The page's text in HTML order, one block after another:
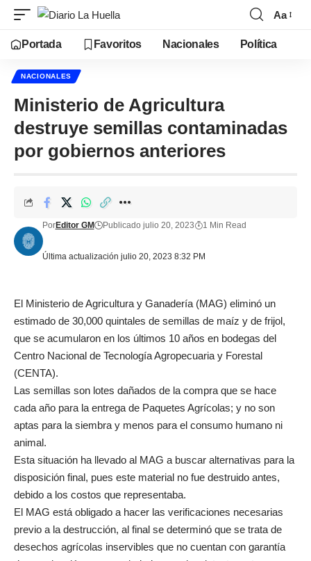
Aa
Portada Favoritos Nacionales Política
NACIONALES
Ministerio de Agricultura
destruye semillas contaminadas
por gobiernos anteriores
Última actualización julio 20, 2023 8:32 PM
PorEditor GM Publicado julio 20, 2023 1 Min Read
El Ministerio de Agricultura y Ganadería (MAG) eliminó un
estimado de 30,000 quintales de semillas de maíz y de frijol,
que se acumularon en los últimos 10 años en bodegas del
Centro Nacional de Tecnología Agropecuaria y Forestal
(CENTA).
Las semillas son lotes dañados de la compra que se hace
cada año para la entrega de Paquetes Agrícolas; y no son
aptas para la siembra y menos para el consumo humano ni
animal.
Esta situación ha llevado al MAG a buscar alternativas para la
disposición final, pues este material no fue destruido antes,
debido a los costos que representaba.
El MAG está obligado a hacer las verificaciones necesarias
previo a la destrucción, al final se determinó que se trata de
desechos agrícolas inservibles que no cuentan con garantía